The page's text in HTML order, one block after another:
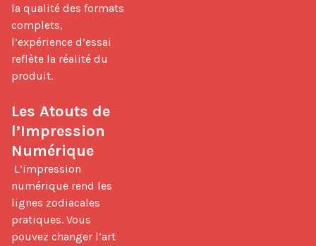
la qualité des formats
complets,
l’expérience d’essai
reflète la réalité du
produit.
Les Atouts de
l’Impression
Numérique
numérique rend les
lignes zodiacales
pratiques. Vous
pouvez changer l’art